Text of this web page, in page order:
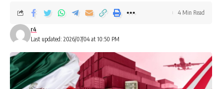
Last updated: 2026/07/04 at 10:50 PM
r4
4 Min Read